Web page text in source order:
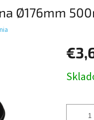
Ø176mm
cena: